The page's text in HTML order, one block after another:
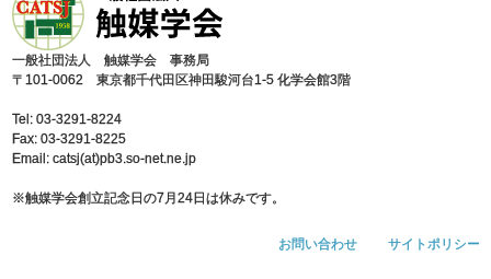
⼀般社団法⼈ 触媒学会 事務局
〒101-0062 東京都千代⽥区神⽥駿河台1-5 化学会館3階
Tel: 03-3291-8224
Fax: 03-3291-8225
Email: catsj(at)pb3.so-net.ne.jp
※触媒学会創⽴記念⽇の7⽉24⽇は休みです。
お問い合わせ サイトポリシー